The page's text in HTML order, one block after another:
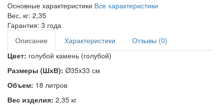
Основные характеристики Все характеристики
Вес, кг: 2,35
Гарантия: 3 года
Описание
Характеристики
Отзывы (0)
Цвет: голубой камень (голубой)
Размеры (ШхВ): Ø35x33 см
Объем: 18 литров
Вес изделия: 2,35 кг